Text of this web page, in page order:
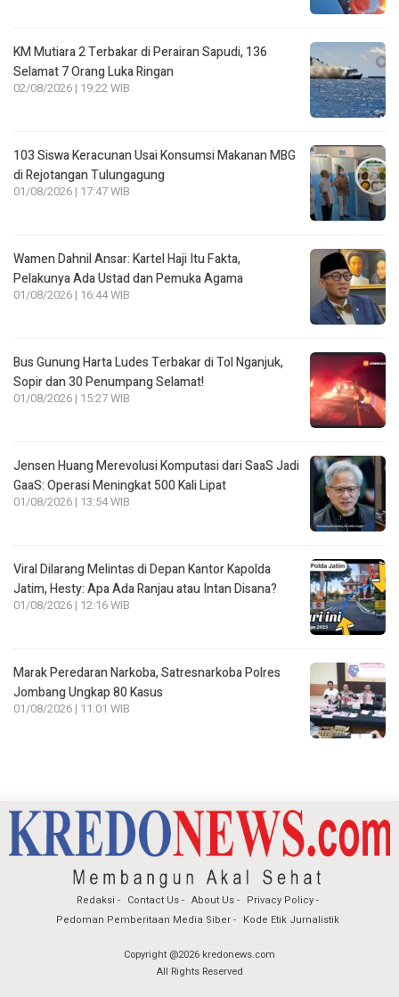
KM Mutiara 2 Terbakar di Perairan Sapudi, 136
Selamat 7 Orang Luka Ringan
02/08/2026 | 19:22 WIB
103 Siswa Keracunan Usai Konsumsi Makanan MBG
di Rejotangan Tulungagung
01/08/2026 | 17:47 WIB
Wamen Dahnil Ansar: Kartel Haji Itu Fakta,
Pelakunya Ada Ustad dan Pemuka Agama
01/08/2026 | 16:44 WIB
Bus Gunung Harta Ludes Terbakar di Tol Nganjuk,
Sopir dan 30 Penumpang Selamat!
01/08/2026 | 15:27 WIB
Jensen Huang Merevolusi Komputasi dari SaaS Jadi
GaaS: Operasi Meningkat 500 Kali Lipat
01/08/2026 | 13:54 WIB
Viral Dilarang Melintas di Depan Kantor Kapolda
Jatim, Hesty: Apa Ada Ranjau atau Intan Disana?
01/08/2026 | 12:16 WIB
Marak Peredaran Narkoba, Satresnarkoba Polres
Jombang Ungkap 80 Kasus
01/08/2026 | 11:01 WIB
Redaksi Contact Us About Us
Privacy Policy
Pedoman Pemberitaan Media Siber
Kode Etik Jurnalistik
Copyright @2026 kredonews.com
All Rights Reserved